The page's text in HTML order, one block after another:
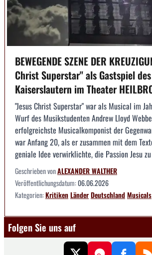
BEWEGENDE SZENE DER
Christ Superstar" als Gastspiel
Kaiserslautern im Theater
"Jesus Christ Superstar" war als Musical im
Wurf des Musikstudenten Andrew Lloyd
erfolgreichste Musicalkomponist der
war Anfang 20, als er zusammen mit dem
geniale Idee verwirklichte, die Passion Jesu
Geschrieben vonALEXANDER WALTHER
Veröffentlichungsdatum:06.06.2026
Kategorien:KritikenLänderDeutschlandMusicals
Folgen Sie uns auf